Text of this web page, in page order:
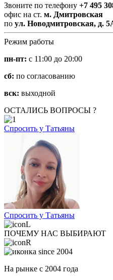
Звоните по телефону +7 495
офис на ст. м. Дмитровская
по ул. Новодмитровская, д.
Режим работы
пн-пт: с 11:00 до 20:00
сб: по согласованию
вск: выходной
ОСТАЛИСЬ ВОПРОСЫ ?
Спросить у Татьяны
Спросить у Татьяны
ПОЧЕМУ НАС ВЫБИРАЮТ
На рынке с 2004 года